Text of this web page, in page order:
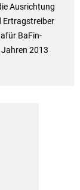
Ausrichtung
Ertragstreiber
BaFin-
2013